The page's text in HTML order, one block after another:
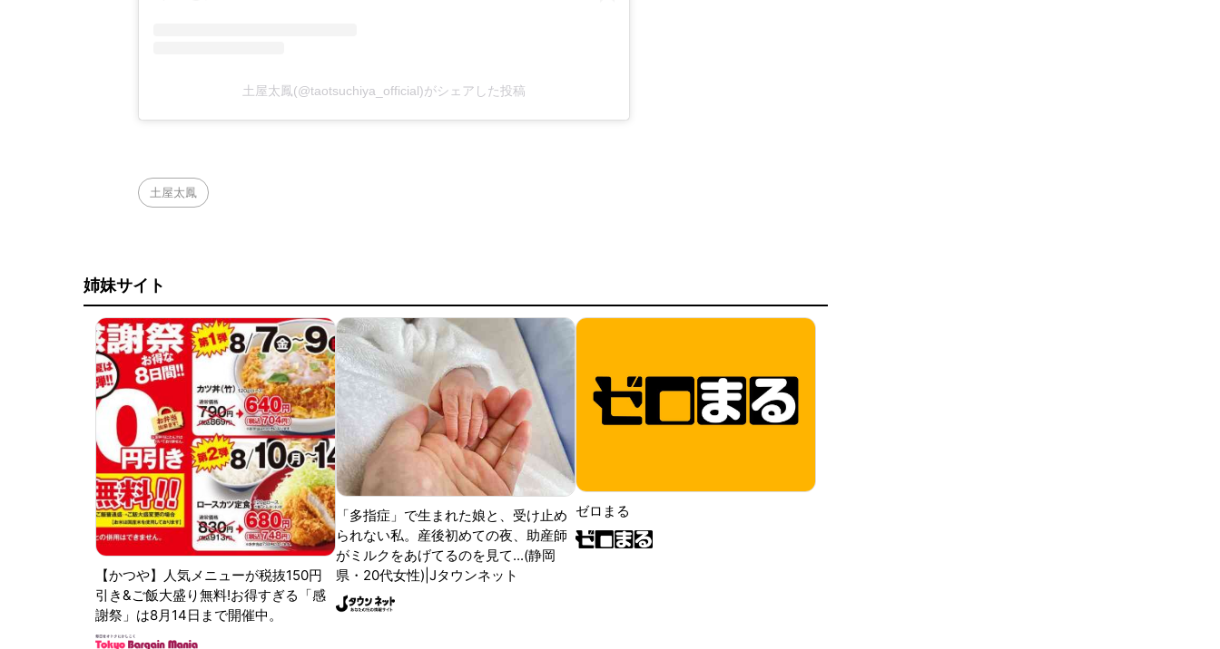
土屋太鳳(@taotsuchiya_official)がシェアした投稿
土屋太鳳
姉妹サイト
【かつや】人気メニューが税抜150円
引き&ご飯大盛り無料!お得すぎる「感
謝祭」は8月14日まで開催中。
「多指症」で生まれた娘と、受け止め
られない私。産後初めての夜、助産師
がミルクをあげてるのを見て...(静岡
県・20代女性)|Jタウンネット
ゼロまる